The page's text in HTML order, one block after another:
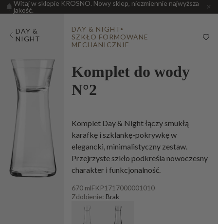
Witaj w sklepie KROSNO. Nowy sklep, niezmiennie najwyższa
jakość.
DAY &
NIGHT
DAY & NIGHT
SZKŁO FORMOWANE
MECHANICZNIE
Komplet do wody
N°2
Komplet Day & Night łączy smukłą
karafkę i szklankę-pokrywkę w
elegancki, minimalistyczny zestaw.
Przejrzyste szkło podkreśla nowoczesny
charakter i funkcjonalność.
670 mlFKP1717000001010
Zdobienie: Brak